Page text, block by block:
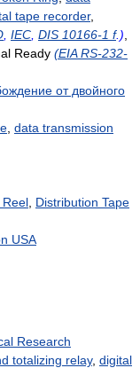
tape recorder,
IEC DIS 10166-1 f.)
Ready (EIA RS-232-
от двойного
data transmission
Reel Distribution Tape
USA
Research
totalizing relay, digital